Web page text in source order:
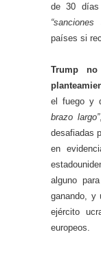
de 30 días
“sanciones
países si
Trump
el fuego y
brazo largo”
desafiadas
en
alguno
ganando, y
ejército
europeos.